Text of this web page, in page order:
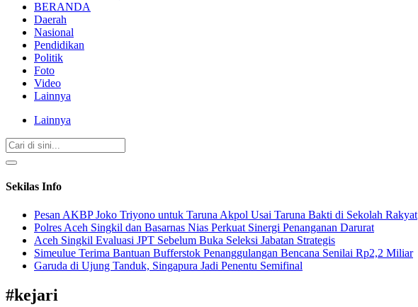
BERANDA
Daerah
Nasional
Pendidikan
Politik
Foto
Video
Lainnya
Lainnya
Sekilas Info
Pesan AKBP Joko Triyono untuk Taruna Akpol Usai Taruna Bakti di Sekolah Rakyat
Polres Aceh Singkil dan Basarnas Nias Perkuat Sinergi Penanganan Darurat
Aceh Singkil Evaluasi JPT Sebelum Buka Seleksi Jabatan Strategis
Simeulue Terima Bantuan Bufferstok Penanggulangan Bencana Senilai Rp2,2 Miliar
Garuda di Ujung Tanduk, Singapura Jadi Penentu Semifinal
#kejari